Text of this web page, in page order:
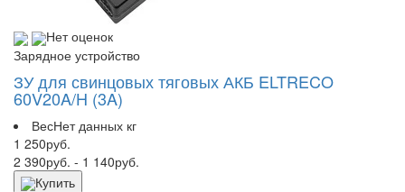
Нет оценок
Зарядное устройство
ЗУ для свинцовых тяговых АКБ ELTRECO
60V20A/H (3A)
ВесНет данных кг
1 250руб.
2 390руб. - 1 140руб.
Купить